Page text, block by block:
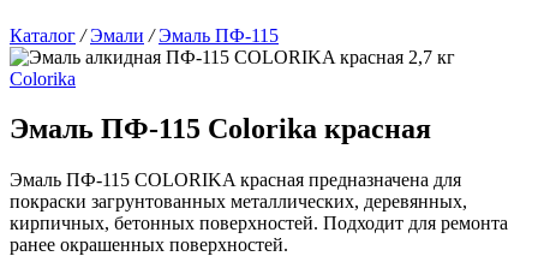
Каталог / Эмали / Эмаль ПФ-115
Colorika
Эмаль ПФ-115 Colorika красная
Эмаль ПФ-115 COLORIKA красная предназначена для
покраски загрунтованных металлических, деревянных,
кирпичных, бетонных поверхностей. Подходит для ремонта
ранее окрашенных поверхностей.